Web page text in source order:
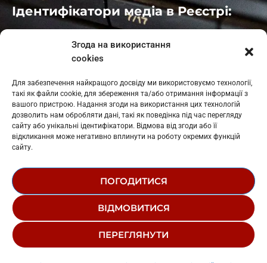
Згода на використання
cookies
Для забезпечення найкращого досвіду ми використовуємо технології,
такі як файли cookie, для збереження та/або отримання інформації з
вашого пристрою. Надання згоди на використання цих технологій
дозволить нам обробляти дані, такі як поведінка під час перегляду
сайту або унікальні ідентифікатори. Відмова від згоди або її
відкликання може негативно вплинути на роботу окремих функцій
сайту.
ПОГОДИТИСЯ
ВІДМОВИТИСЯ
ПЕРЕГЛЯНУТИ
Ідентифікатори медіа в Реєстрі:
: L11-01410
: L11-01801
Косів: L11-01805
Гарасимів: L11-02274
© 1995-2026 РК «ЗАХІДНИЙ ПОЛЮС»
РЕДАКЦІЙНИЙ СТАТУТ
СТРУКТУРА ВЛАСНОСТІ